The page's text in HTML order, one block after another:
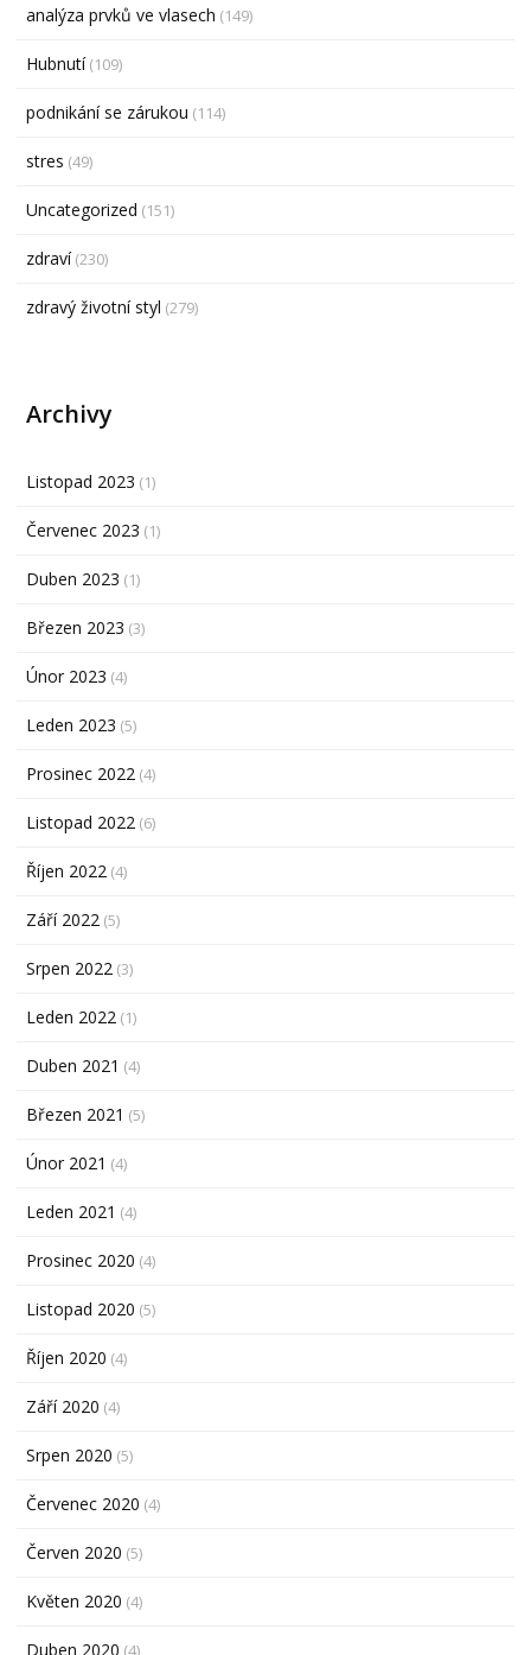
analýza prvků ve vlasech (149)
Hubnutí(109)
podnikání se zárukou (114)
stres (49)
Uncategorized (151)
zdraví(230)
zdravý životní styl (279)
Archivy
Listopad 2023 (1)
Červenec 2023 (1)
Duben 2023 (1)
Březen 2023 (3)
Únor 2023 (4)
Leden 2023 (5)
Prosinec 2022 (4)
Listopad 2022 (6)
Říjen 2022 (4)
Září 2022 (5)
Srpen 2022 (3)
Leden 2022 (1)
Duben 2021 (4)
Březen 2021 (5)
Únor 2021 (4)
Leden 2021 (4)
Prosinec 2020 (4)
Listopad 2020 (5)
Říjen 2020 (4)
Září 2020 (4)
Srpen 2020 (5)
Červenec 2020 (4)
Červen 2020 (5)
Květen 2020 (4)
Duben 2020 (4)